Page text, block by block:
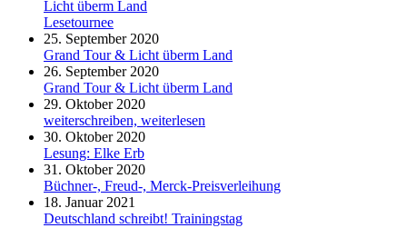
Licht überm Land
Lesetournee
25. September 2020
Grand Tour & Licht überm Land
26. September 2020
Grand Tour & Licht überm Land
29. Oktober 2020
weiterschreiben, weiterlesen
30. Oktober 2020
Lesung: Elke Erb
31. Oktober 2020
Büchner-, Freud-, Merck-Preisverleihung
18. Januar 2021
Deutschland schreibt! Trainingstag